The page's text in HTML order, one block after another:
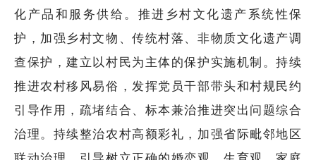
化产品和服务供给。推进乡村文化遗产系统性保
护，加强乡村文物、传统村落、非物质文化遗产调
查保护，建立以村民为主体的保护实施机制。持续
推进农村移风易俗，发挥党员干部带头和村规民约
引导作用，疏堵结合、标本兼治推进突出问题综合
治理。持续整治农村高额彩礼，加强省际毗邻地区